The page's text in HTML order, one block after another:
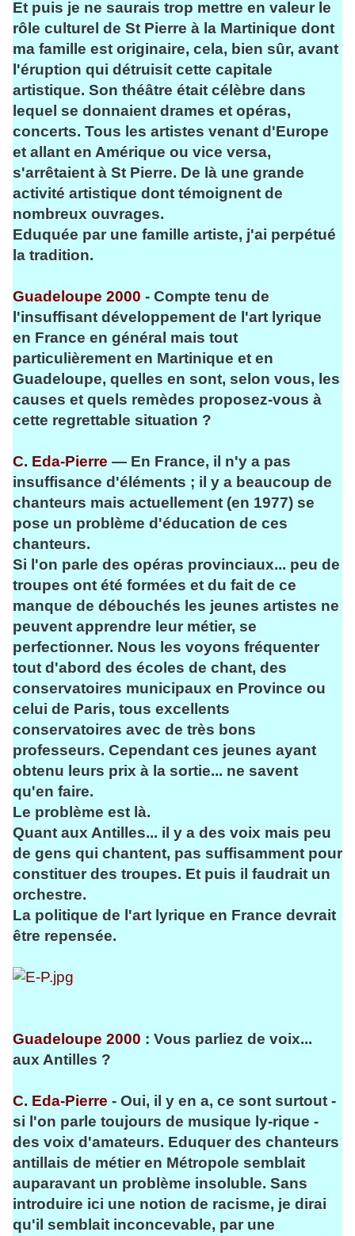
Et puis je ne saurais trop mettre en valeur le
rôle culturel de St Pierre à la Martinique dont
ma famille est originaire, cela, bien sûr, avant
l'éruption qui détruisit cette capitale
artistique. Son théâtre était célèbre dans
lequel se donnaient drames et opéras,
concerts. Tous les artistes venant d'Europe
et allant en Amérique ou vice versa,
s'arrêtaient à St Pierre. De là une grande
activité artistique dont témoignent de
nombreux ouvrages.
Eduquée par une famille artiste, j'ai perpétué
la tradition.
Guadeloupe 2000 - Compte tenu de
l'insuffisant développement de l'art lyrique
en France en général mais tout
particulièrement en Martinique et en
Guadeloupe, quelles en sont, selon vous, les
causes et quels remèdes proposez-vous à
cette regrettable situation ?
C. Eda-Pierre — En France, il n'y a pas
insuffisance d'éléments ; il y a beaucoup de
chanteurs mais actuellement (en 1977) se
pose un problème d'éducation de ces
chanteurs.
Si l'on parle des opéras provinciaux... peu de
troupes ont été formées et du fait de ce
manque de débouchés les jeunes artistes ne
peuvent apprendre leur métier, se
perfectionner. Nous les voyons fréquenter
tout d'abord des écoles de chant, des
conservatoires municipaux en Province ou
celui de Paris, tous excellents
conservatoires avec de très bons
professeurs. Cependant ces jeunes ayant
obtenu leurs prix à la sortie... ne savent
qu'en faire.
Le problème est là.
Quant aux Antilles... il y a des voix mais peu
de gens qui chantent, pas suffisamment pour
constituer des troupes. Et puis il faudrait un
orchestre.
La politique de l'art lyrique en France devrait
être repensée.
Guadeloupe 2000 : Vous parliez de voix...
aux Antilles ?
C. Eda-Pierre - Oui, il y en a, ce sont surtout -
si l'on parle toujours de musique ly-rique -
des voix d'amateurs. Eduquer des chanteurs
antillais de métier en Métropole semblait
auparavant un problème insoluble. Sans
introduire ici une notion de racisme, je dirai
qu'il semblait inconcevable, par une